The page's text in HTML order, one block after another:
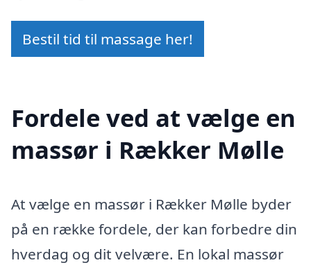
Bestil tid til massage her!
Fordele ved at vælge en
massør i Rækker Mølle
At vælge en massør i Rækker Mølle byder
på en række fordele, der kan forbedre din
hverdag og dit velvære. En lokal massør